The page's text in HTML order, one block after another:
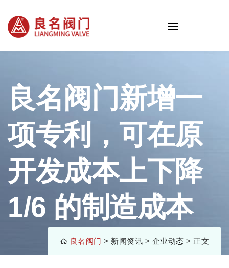
良名阀门新增一
项专利，可在原
开发成本上下降
1/6 的制造成本
良名阀门 > 新闻资讯 > 企业动态 > 正文